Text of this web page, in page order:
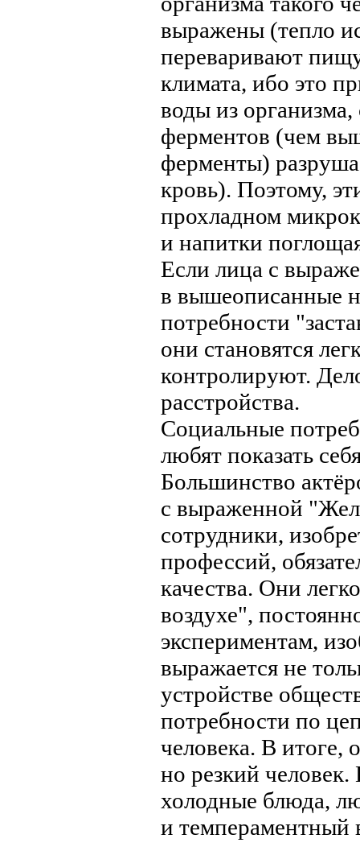
выражены (тепло
переваривают
климата, ибо это
воды из организма,
ферментов (чем
ферменты)
кровь). Поэтому,
прохладном
и напитки
Если лица с
в вышеописанные
потребности
они становятся
контролируют.
расстройства.
Социальные
любят показать
Большинство
с выраженной
сотрудники,
профессий,
качества. Они
воздухе",
экспериментам,
выражается не
устройстве
потребности по
человека. В итоге,
но резкий
холодные блюда,
и темпераментный